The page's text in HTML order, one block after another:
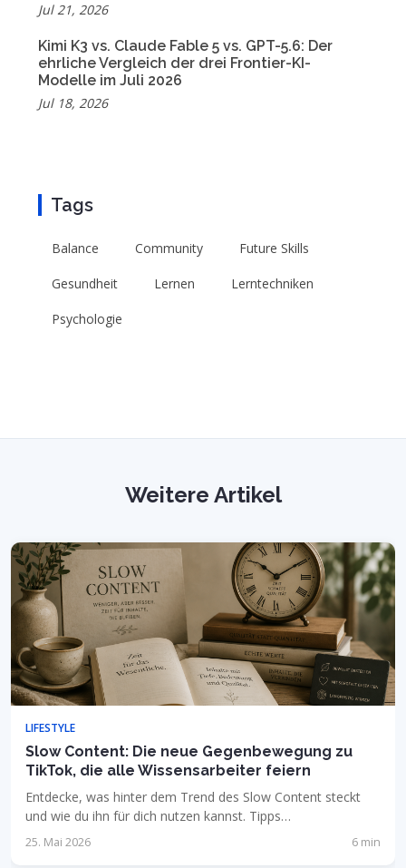
Jul 21, 2026
Kimi K3 vs. Claude Fable 5 vs. GPT-5.6: Der
ehrliche Vergleich der drei Frontier-KI-
Modelle im Juli 2026
Jul 18, 2026
Tags
Balance Community Future Skills
Gesundheit Lernen Lerntechniken
Psychologie
Weitere Artikel
LIFESTYLE
Slow Content: Die neue Gegenbewegung zu
TikTok, die alle Wissensarbeiter feiern
Entdecke, was hinter dem Trend des Slow Content steckt
und wie du ihn für dich nutzen kannst. Tipps…
25. Mai 2026 6 min